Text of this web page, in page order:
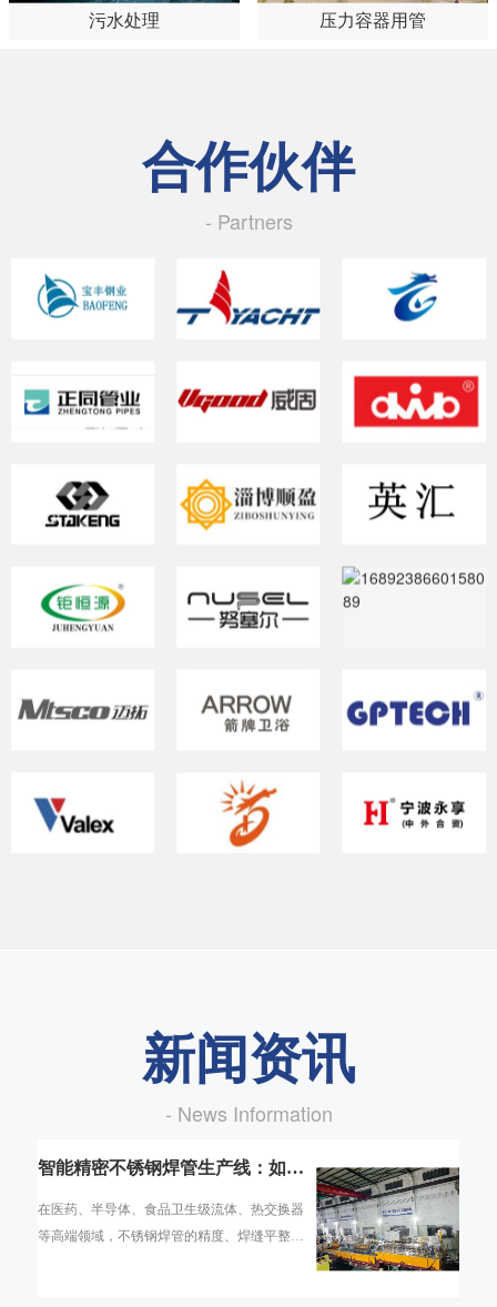
污水处理 压力容器用管
合作伙伴
- Partners
新闻资讯
- News Information
智能精密不锈钢焊管生产线：如何
在医药、半导体、食品卫生级流体、热交换器
等高端领域，不锈钢焊管的精度、焊缝平整